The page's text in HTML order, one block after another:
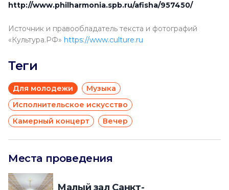
http://www.philharmonia.spb.ru/afisha/957450/
Источник и правообладатель текста и фотографий
«Культура.РФ» https://www.culture.ru
Теги
Для молодежи
Музыка
Исполнительское искусство
Камерный концерт
Вечер
Места проведения
Малый зал Санкт-